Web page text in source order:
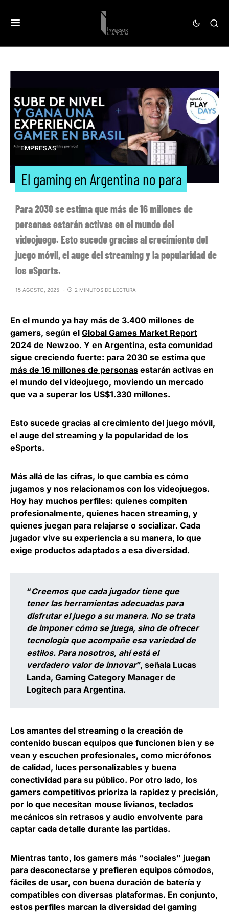
EMPRESAS
El gaming en Argentina no para
Para 2030 se estima que más de 16 millones de
personas estarán activas en el mundo del
videojuego. Esto sucede gracias al crecimiento del
juego móvil, el auge del streaming y la popularidad de
los eSports.
15 AGOSTO, 2025 2 MINUTOS DE LECTURA
En el mundo ya hay más de 3.400 millones de
gamers, según el Global Games Market Report
2024 de Newzoo. Y en Argentina, esta comunidad
sigue creciendo fuerte: para 2030 se estima que
más de 16 millones de personas estarán activas en
el mundo del videojuego, moviendo un mercado
que va a superar los US$1.330 millones.
Esto sucede gracias al crecimiento del juego móvil,
el auge del streaming y la popularidad de los
eSports.
Más allá de las cifras, lo que cambia es cómo
jugamos y nos relacionamos con los videojuegos.
Hoy hay muchos perfiles: quienes compiten
profesionalmente, quienes hacen streaming, y
quienes juegan para relajarse o socializar. Cada
jugador vive su experiencia a su manera, lo que
exige productos adaptados a esa diversidad.
“Creemos que cada jugador tiene que
tener las herramientas adecuadas para
disfrutar el juego a su manera. No se trata
de imponer cómo se juega, sino de ofrecer
tecnología que acompañe esa variedad de
estilos. Para nosotros, ahí está el
verdadero valor de innovar”, señala Lucas
Landa, Gaming Category Manager de
Logitech para Argentina.
Los amantes del streaming o la creación de
contenido buscan equipos que funcionen bien y se
vean y escuchen profesionales, como micrófonos
de calidad, luces personalizables y buena
conectividad para su público. Por otro lado, los
gamers competitivos prioriza la rapidez y precisión,
por lo que necesitan mouse livianos, teclados
mecánicos sin retrasos y audio envolvente para
captar cada detalle durante las partidas.
Mientras tanto, los gamers más “sociales” juegan
para desconectarse y prefieren equipos cómodos,
fáciles de usar, con buena duración de batería y
compatibles con diversas plataformas. En conjunto,
estos perfiles marcan la diversidad del gaming